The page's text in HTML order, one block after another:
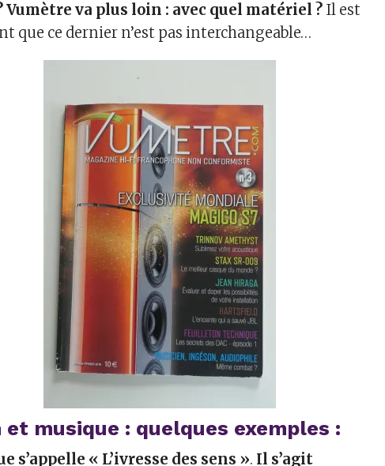
Vumètre va plus loin : avec quel matériel ? Il est
que ce dernier n’est pas interchangeable…
et musique : quelques exemples :
s’appelle « L’ivresse des sens ». Il s’agit